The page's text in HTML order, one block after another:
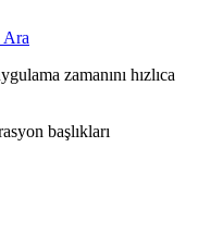
Ara
zamanını hızlıca
başlıkları